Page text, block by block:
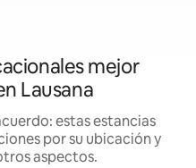
mejor
Lausana
estas estancias
por su ubicación y
aspectos.